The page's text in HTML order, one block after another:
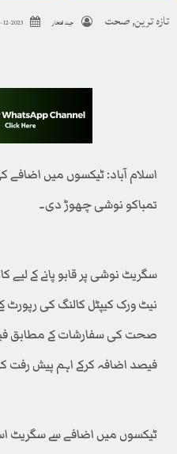
تازہ ترین,صحت جیند افتخار 2023-12-09
تمباکو نوشی چھوڑ دی۔
سگریٹ نوشی پر قابو پانے کے لیے
نیٹ ورک کیپٹل کالنگ کی رپورٹ
فیصد اضافہ کرکے اہم پیش رفت